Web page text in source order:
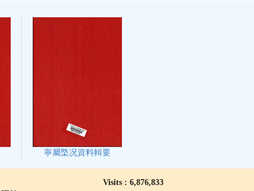
寧屬㮣况資料輯要
Visits : 6,876,833